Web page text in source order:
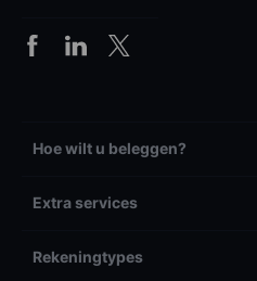
Hoe wilt u beleggen?
Extra services
Rekeningtypes